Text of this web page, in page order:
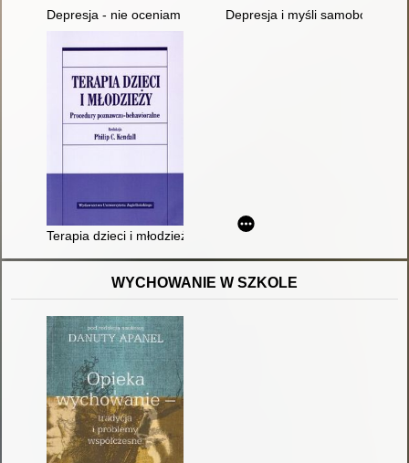
Depresja - nie oceniam : akceptujęDepresja i myśli samobójcze u
Terapia dzieci i młodzieży : procedury poznawczo-
WYCHOWANIE W SZKOLE